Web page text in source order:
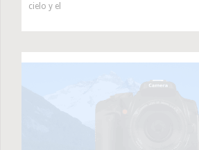
cielo y el